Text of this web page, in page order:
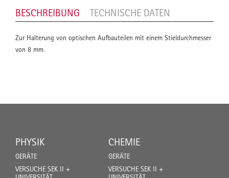
BESCHREIBUNG TECHNISCHE DATEN
Zur Halterung von optischen Aufbauteilen mit einem Stieldurchmesser
von 8 mm.
PHYSIK
GERÄTE
VERSUCHE SEK II +
CHEMIE
GERÄTE
VERSUCHE SEK II +